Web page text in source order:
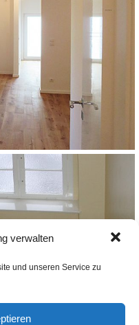
verwalten
und unseren Service zu